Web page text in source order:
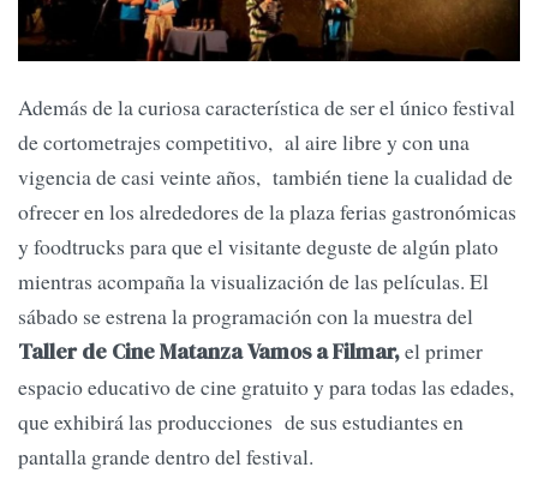
Además de la curiosa característica de ser el único festival
de cortometrajes competitivo, al aire libre y con una
vigencia de casi veinte años, también tiene la cualidad de
ofrecer en los alrededores de la plaza ferias gastronómicas
y foodtrucks para que el visitante deguste de algún plato
mientras acompaña la visualización de las películas. El
sábado se estrena la programación con la muestra del
Taller de Cine Matanza Vamos a Filmar,el primer
espacio educativo de cine gratuito y para todas las edades,
que exhibirá las producciones de sus estudiantes en
pantalla grande dentro del festival.